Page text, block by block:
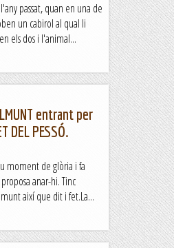
passat, quan en una de
un cabirol al qual li
els dos i l'animal...
entrant per
DEL PESSÓ.
moment de glòria i fa
anar-hi. Tinc
així que dit i fet.La...